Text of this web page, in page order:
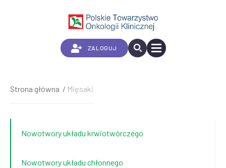
ZALOGUJ
Ścieżka
nawigacyjna
Strona główna Mięsaki
Nowotwory układu krwiotwórczego
Nowotwory układu chłonnego